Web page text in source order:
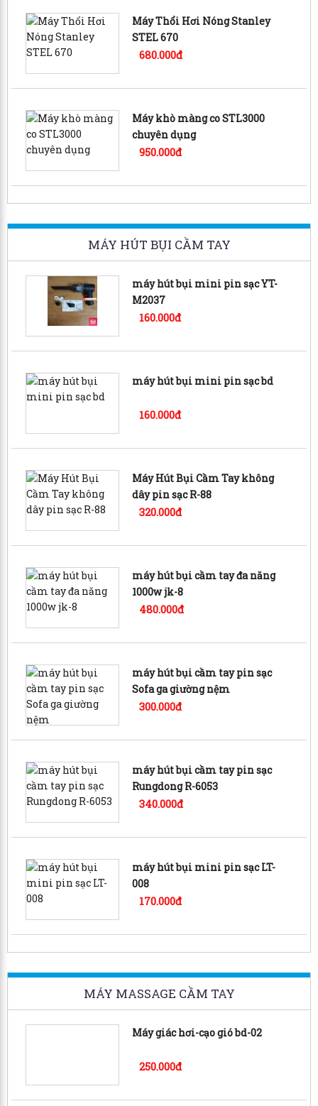
Máy Thổi Hơi Nóng Stanley
STEL 670
680.000đ
Máy khò màng co STL3000
chuyên dụng
950.000đ
MÁY HÚT BỤI CẦM TAY
máy hút bụi mini pin sạc YT-
M2037
160.000đ
máy hút bụi mini pin sạc bd
160.000đ
Máy Hút Bụi Cầm Tay không
dây pin sạc R-88
320.000đ
máy hút bụi cầm tay đa năng
1000w jk-8
480.000đ
máy hút bụi cầm tay pin sạc
Sofa ga giường nệm
300.000đ
máy hút bụi cầm tay pin sạc
Rungdong R-6053
340.000đ
máy hút bụi mini pin sạc LT-
008
170.000đ
MÁY MASSAGE CẦM TAY
Máy giác hơi-cạo gió bd-02
250.000đ